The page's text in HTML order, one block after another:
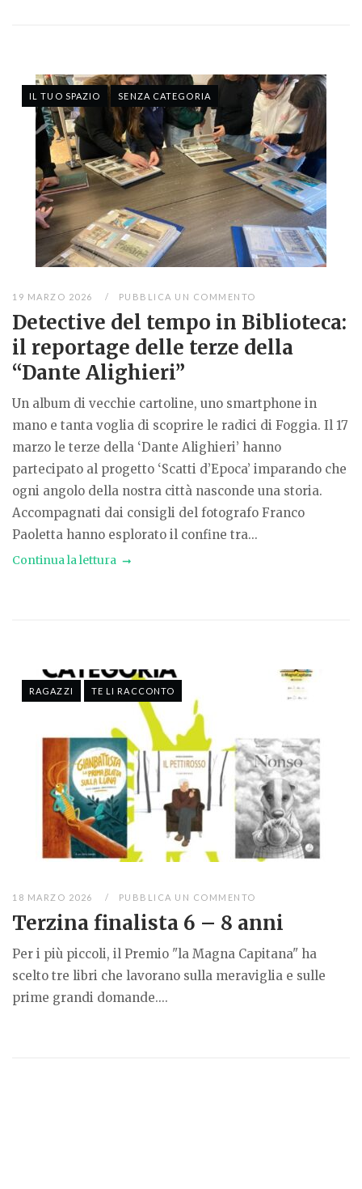
IL TUO SPAZIO SENZA CATEGORIA
19 MARZO 2026 PUBBLICA UN COMMENTO
Detective del tempo in Biblioteca:
il reportage delle terze della
“Dante Alighieri”
Un album di vecchie cartoline, uno smartphone in
mano e tanta voglia di scoprire le radici di Foggia. Il 17
marzo le terze della ‘Dante Alighieri’ hanno
partecipato al progetto ‘Scatti d’Epoca’ imparando che
ogni angolo della nostra città nasconde una storia.
Accompagnati dai consigli del fotografo Franco
Paoletta hanno esplorato il confine tra...
Continua la lettura
RAGAZZI TE LI RACCONTO
18 MARZO 2026 PUBBLICA UN COMMENTO
Terzina finalista 6 – 8 anni
Per i più piccoli, il Premio "la Magna Capitana" ha
scelto tre libri che lavorano sulla meraviglia e sulle
prime grandi domande....